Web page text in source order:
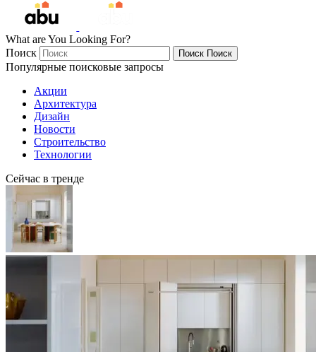
What are You Looking For?
Поиск
Поиск Поиск
Популярные поисковые запросы
Акции
Архитектура
Дизайн
Новости
Строительство
Технологии
Сейчас в тренде